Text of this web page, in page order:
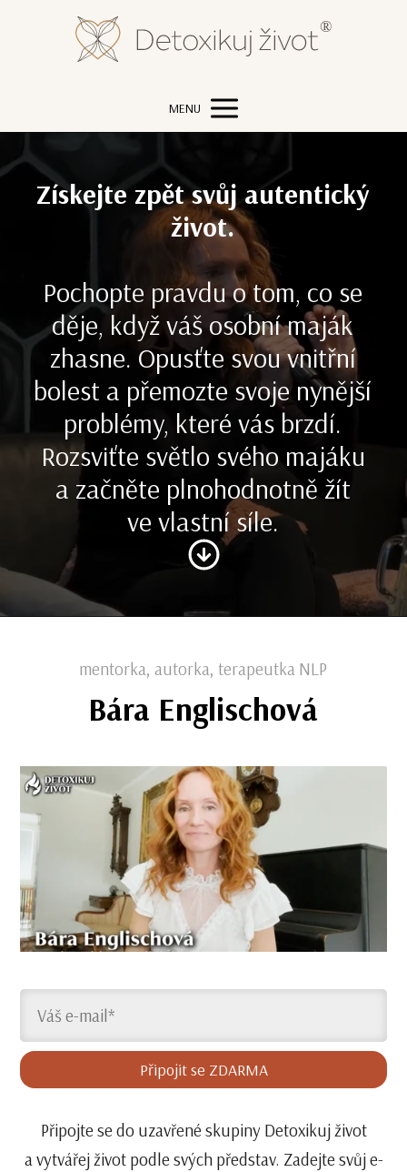
MENU
Získejte zpět svůj autentický
život.
Pochopte pravdu o tom, co se
děje, když váš osobní maják
zhasne. Opusťte svou vnitřní
bolest a přemozte svoje nynější
problémy, které vás brzdí.
Rozsviťte světlo svého majáku
a začněte plnohodnotně žít
ve vlastní síle.
mentorka, autorka, terapeutka NLP
Bára Englischová
Připojit se ZDARMA
Připojte se do uzavřené skupiny Detoxikuj život
a vytvářej život podle svých představ. Zadejte svůj e-